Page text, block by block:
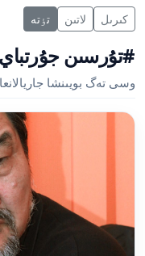
كىرىل لاتىن تٶتە
#تۇرسىن جۇرتباي
وسى تەگ بويىنشا